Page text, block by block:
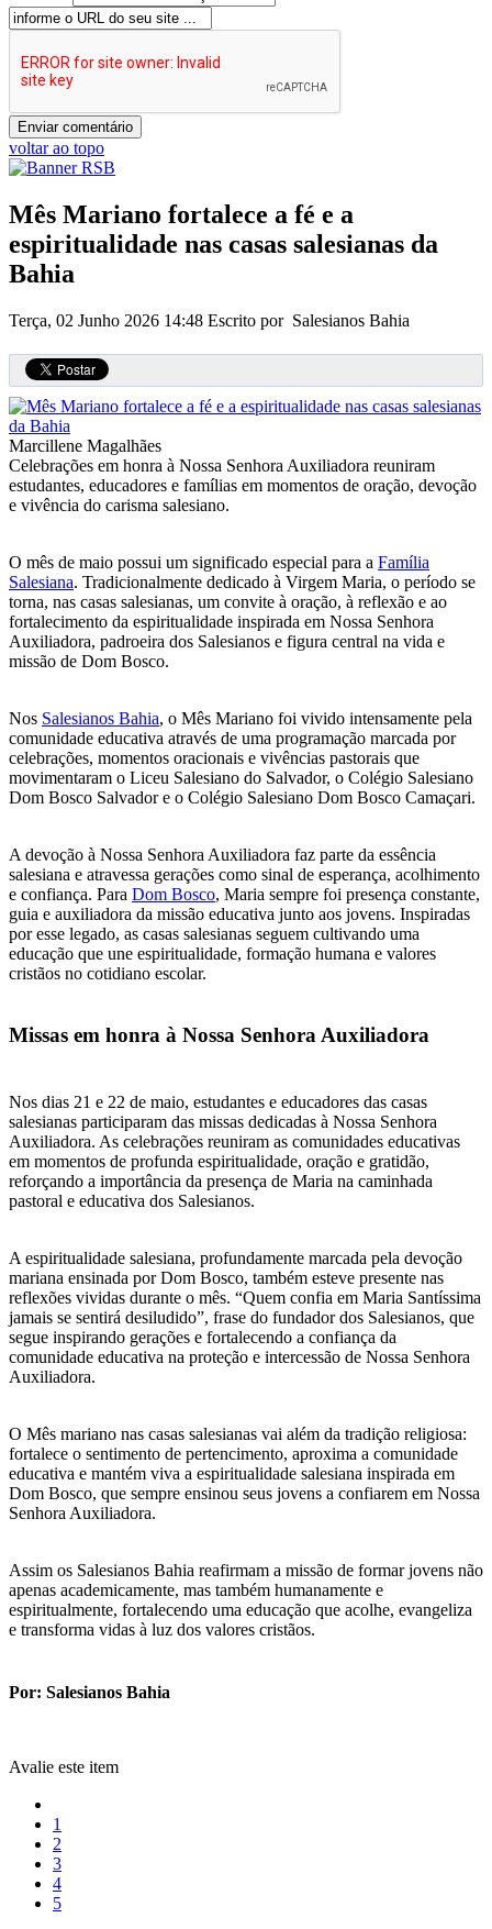
voltar ao topo
Mês Mariano fortalece a fé e a
espiritualidade nas casas salesianas da
Bahia
Terça, 02 Junho 2026 14:48 Escrito por Salesianos Bahia
Marcillene Magalhães
Celebrações em honra à Nossa Senhora Auxiliadora reuniram
estudantes, educadores e famílias em momentos de oração, devoção
e vivência do carisma salesiano.
O mês de maio possui um significado especial para a Família
Salesiana. Tradicionalmente dedicado à Virgem Maria, o período se
torna, nas casas salesianas, um convite à oração, à reflexão e ao
fortalecimento da espiritualidade inspirada em Nossa Senhora
Auxiliadora, padroeira dos Salesianos e figura central na vida e
missão de Dom Bosco.
Nos Salesianos Bahia, o Mês Mariano foi vivido intensamente pela
comunidade educativa através de uma programação marcada por
celebrações, momentos oracionais e vivências pastorais que
movimentaram o Liceu Salesiano do Salvador, o Colégio Salesiano
Dom Bosco Salvador e o Colégio Salesiano Dom Bosco Camaçari.
A devoção à Nossa Senhora Auxiliadora faz parte da essência
salesiana e atravessa gerações como sinal de esperança, acolhimento
e confiança. Para Dom Bosco, Maria sempre foi presença constante,
guia e auxiliadora da missão educativa junto aos jovens. Inspiradas
por esse legado, as casas salesianas seguem cultivando uma
educação que une espiritualidade, formação humana e valores
cristãos no cotidiano escolar.
Missas em honra à Nossa Senhora Auxiliadora
Nos dias 21 e 22 de maio, estudantes e educadores das casas
salesianas participaram das missas dedicadas à Nossa Senhora
Auxiliadora. As celebrações reuniram as comunidades educativas
em momentos de profunda espiritualidade, oração e gratidão,
reforçando a importância da presença de Maria na caminhada
pastoral e educativa dos Salesianos.
A espiritualidade salesiana, profundamente marcada pela devoção
mariana ensinada por Dom Bosco, também esteve presente nas
reflexões vividas durante o mês. “Quem confia em Maria Santíssima
jamais se sentirá desiludido”, frase do fundador dos Salesianos, que
segue inspirando gerações e fortalecendo a confiança da
comunidade educativa na proteção e intercessão de Nossa Senhora
Auxiliadora.
O Mês mariano nas casas salesianas vai além da tradição religiosa:
fortalece o sentimento de pertencimento, aproxima a comunidade
educativa e mantém viva a espiritualidade salesiana inspirada em
Dom Bosco, que sempre ensinou seus jovens a confiarem em Nossa
Senhora Auxiliadora.
Assim os Salesianos Bahia reafirmam a missão de formar jovens não
apenas academicamente, mas também humanamente e
espiritualmente, fortalecendo uma educação que acolhe, evangeliza
e transforma vidas à luz dos valores cristãos.
Por: Salesianos Bahia
Avalie este item
1
2
3
4
5